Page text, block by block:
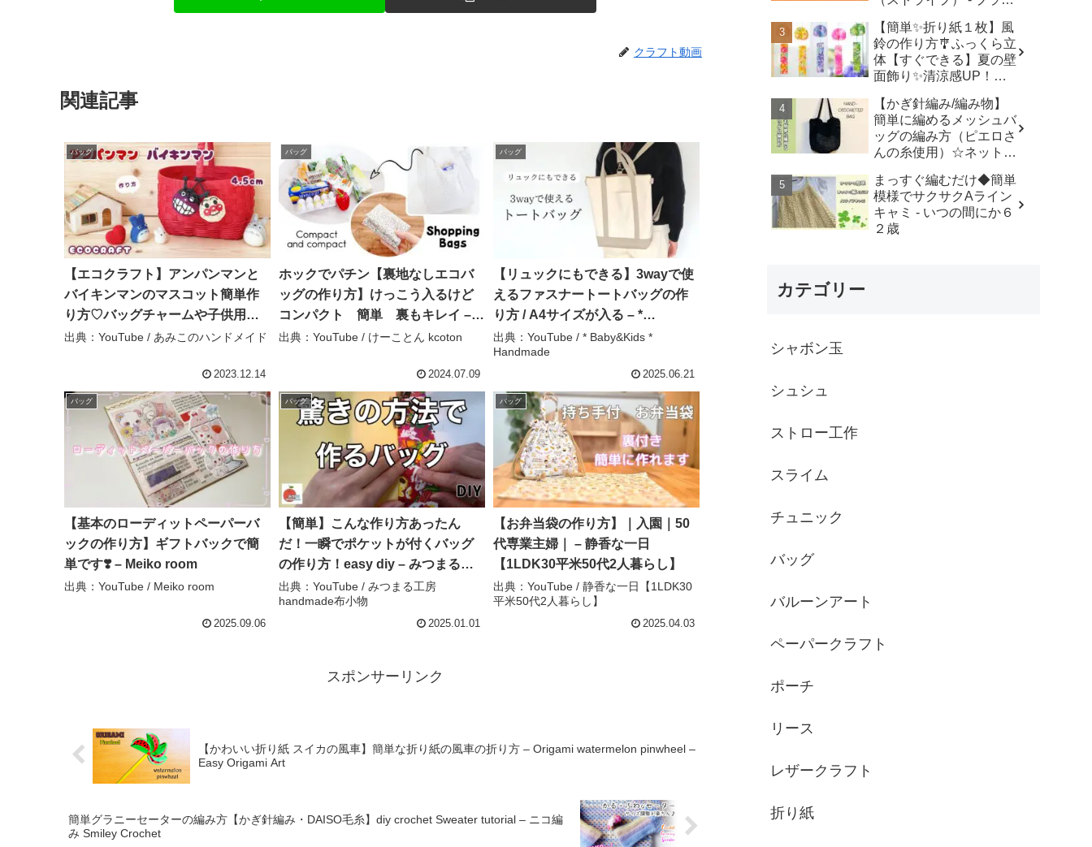
クラフト動画
関連記事
バッグ
【エコクラフト】アンパンマンと
バイキンマンのマスコット簡単作
り方♡バッグチャームや子供用ク
リスマスプレゼントにかわいいミ
編み編み方♡クラフトバンド・紙
バンド・キーホルダー – あみこの
ハンドメイド
出典：YouTube / あみこのハンドメイド
2023.12.14
バッグ
ホックでパチン【裏地なしエコバ
ッグの作り方】けっこう入るけど
コンパクト 簡単 裏もキレイ –
けーことん kcoton
出典：YouTube / けーことん kcoton
2024.07.09
バッグ
【リュックにもできる】3wayで使
えるファスナートートバッグの作
り方 / A4サイズが入る – *
Baby&Kids * Handmade
出典：YouTube / * Baby&Kids *
Handmade
2025.06.21
バッグ
【基本のローディットペーパーバ
ックの作り方】ギフトバックで簡
単です❣️ – Meiko room
出典：YouTube / Meiko room
2025.09.06
バッグ
【簡単】こんな作り方あったん
だ！一瞬でポケットが付くバッグ
の作り方！easy diy – みつまる工
房 handmade布小物
出典：YouTube / みつまる工房
handmade布小物
2025.01.01
バッグ
【お弁当袋の作り方】｜入園｜50
代専業主婦｜ – 静香な一日
【1LDK30平米50代2人暮らし】
出典：YouTube / 静香な一日【1LDK30
平米50代2人暮らし】
2025.04.03
スポンサーリンク
【かわいい折り紙 スイカの風車】簡単な折り紙の風車の折り方 – Origami watermelon pinwheel –
Easy Origami Art
簡単グラニーセーターの編み方【かぎ針編み・DAISO毛糸】diy crochet Sweater tutorial – ニコ編
み Smiley Crochet
【簡単✨折り紙１枚】風
鈴の作り方🎐ふっくら立
体【すぐできる】夏の壁
面飾り✨清涼感UP！無
Origami Wind Chimes -
はなみこと
【かぎ針編み/編み物】
簡単に編めるメッシュバ
ッグの編み方（ピエロさ
んの糸使用）☆ネットバ
mesh bag/tutorial - そろ
そろはじめよう
☆crochet
まっすぐ編むだけ◆簡単
模様でサクサクAライン
キャミ - いつの間にか６
２歳
カテゴリー
シャボン玉
シュシュ
ストロー工作
スライム
チュニック
バッグ
バルーンアート
ペーパークラフト
ポーチ
リース
レザークラフト
折り紙